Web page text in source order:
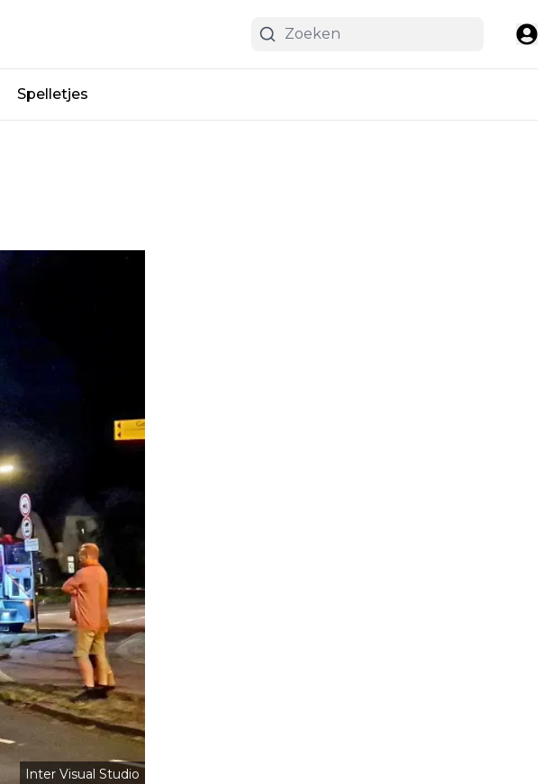
Spelletjes
Inter Visual Studio